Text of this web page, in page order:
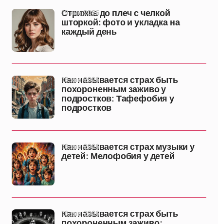
Стрижка до плеч с челкой
шторкой: фото и укладка на
каждый день
19 янв 2026
Как называется страх быть
похороненным заживо у
подростков: Тафефобия у
подростков
16 янв 2026
Как называется страх музыки у
детей: Мелофобия у детей
16 янв 2026
Как называется страх быть
16 янв 2026